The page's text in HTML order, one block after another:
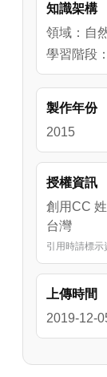
方向其實
知識架構
領域：自
學習階段
製作年份
2015
授權資訊
創用CC
台灣
引用時請標示
上傳時間
2019-12-